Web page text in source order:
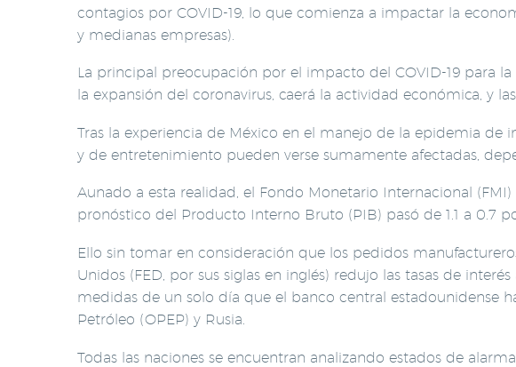
contagios por COVID-19, lo que comienza a impactar la
y medianas empresas).
La principal preocupación por el impacto del COVID-19 para la
la expansión del coronavirus, caerá la actividad económica, y
Tras la experiencia de México en el manejo de la epidemia de
y de entretenimiento pueden verse sumamente afectadas,
Aunado a esta realidad, el Fondo Monetario Internacional
pronóstico del Producto Interno Bruto (PIB) pasó de 1.1 a 0.7
Ello sin tomar en consideración que los pedidos
Unidos (FED, por sus siglas en inglés) redujo las tasas de
medidas de un solo día que el banco central estadounidense
Petróleo (OPEP) y Rusia.
Todas las naciones se encuentran analizando estados de